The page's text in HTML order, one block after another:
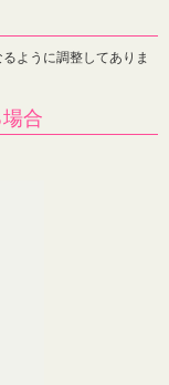
ように調整してありま
合